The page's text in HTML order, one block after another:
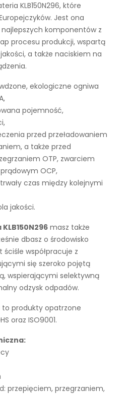
KLB150N296, które
Jest ona
komponentów z
procesu produkcji, wspartą
a także naciskiem na
ekologiczne ogniwa
pojemność,
przed przeładowaniem
a także przed
OTP, zwarciem
OCP,
czas między kolejnymi
jakości.
masz także
dbasz o środowisko
współpracuje z
się szeroko pojętą
wspierającymi selektywną
odzysk odpadów.
to produkty opatrzone
oraz ISO9001.
przepięciem, przegrzaniem,